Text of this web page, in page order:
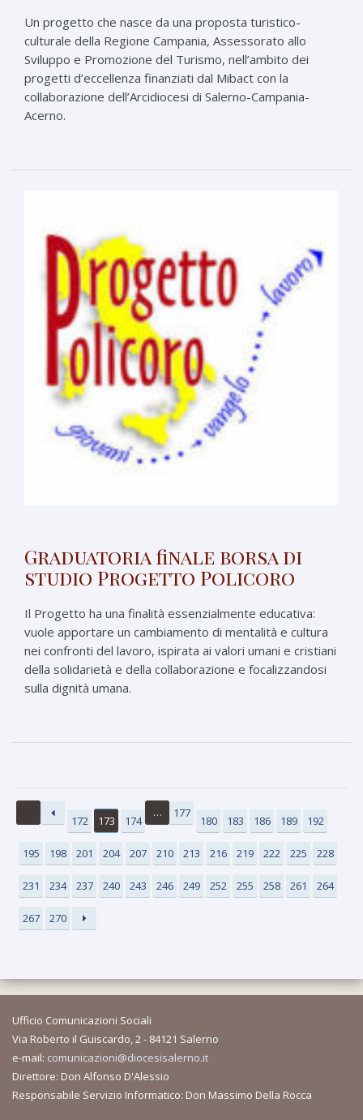
Un progetto che nasce da una proposta turistico-
culturale della Regione Campania, Assessorato allo
Sviluppo e Promozione del Turismo, nell’ambito dei
progetti d’eccellenza finanziati dal Mibact con la
collaborazione dell’Arcidiocesi di Salerno-Campania-
Acerno.
Graduatoria finale borsa di
studio Progetto Policoro
Il Progetto ha una finalità essenzialmente educativa:
vuole apportare un cambiamento di mentalità e cultura
nei confronti del lavoro, ispirata ai valori umani e cristiani
della solidarietà e della collaborazione e focalizzandosi
sulla dignità umana.
172 173 174
… 177
180 183 186 189 192
195 198 201 204 207 210 213 216 219 222 225 228
231 234 237 240 243 246 249 252 255 258 261 264
267 270
Ufficio Comunicazioni Sociali
Via Roberto il Guiscardo, 2 - 84121 Salerno
e-mail: comunicazioni@diocesisalerno.it
Direttore: Don Alfonso D'Alessio
Responsabile Servizio Informatico: Don Massimo Della Rocca